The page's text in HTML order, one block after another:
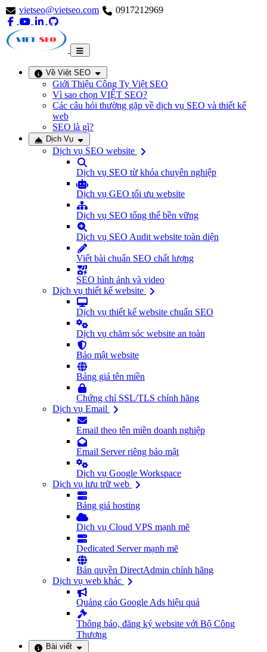
vietseo@vietseo.com 0917212969
Về Việt SEO
Giới Thiệu Công Ty Việt SEO
Vì sao chọn VIỆT SEO?
Các câu hỏi thường gặp về dịch vụ SEO và thiết kế
web
SEO là gì?
Dịch Vụ
Dịch vụ SEO website
Dịch vụ SEO từ khóa chuyên nghiệp
Dịch vụ GEO tối ưu website
Dịch vụ SEO tổng thể bền vững
Dịch vụ SEO Audit website toàn diện
Viết bài chuẩn SEO chất lượng
SEO hình ảnh và video
Dịch vụ thiết kế website
Dịch vụ thiết kế website chuẩn SEO
Dịch vụ chăm sóc website an toàn
Bảo mật website
Bảng giá tên miền
Chứng chỉ SSL/TLS chính hãng
Dịch vụ Email
Email theo tên miền doanh nghiệp
Email Server riêng bảo mật
Dịch vụ Google Workspace
Dịch vụ lưu trữ web
Bảng giá hosting
Dịch vụ Cloud VPS mạnh mẽ
Dedicated Server mạnh mẽ
Bản quyền DirectAdmin chính hãng
Dịch vụ web khác
Quảng cáo Google Ads hiệu quả
Thông báo, đăng ký website với Bộ Công
Thương
Bài viết